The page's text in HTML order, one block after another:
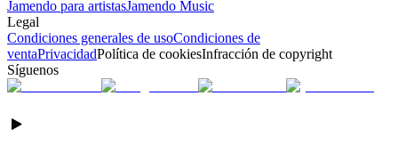
Jamendo para artistasJamendo Music
Legal
Condiciones generales de usoCondiciones de
ventaPrivacidadPolítica de cookiesInfracción de copyright
Síguenos